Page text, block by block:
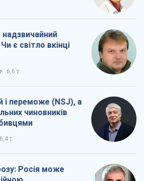
надзвичайний
є світло вкінці
6,6 т.
і переможе (NSJ), а
чиновників
6,4 т.
Росія може